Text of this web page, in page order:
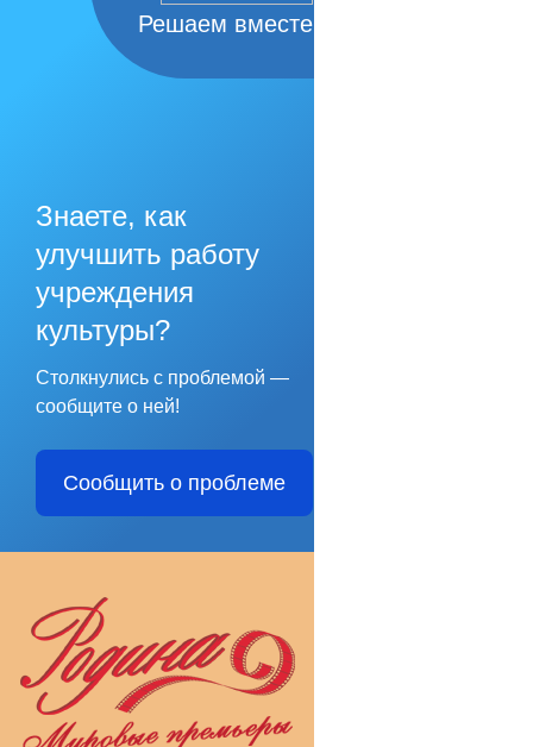
Решаем вместе
Знаете, как
улучшить работу
учреждения
культуры?
Столкнулись с проблемой —
сообщите о ней!
Сообщить о проблеме